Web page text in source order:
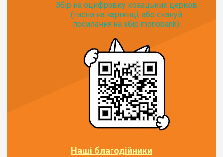
Збір на оцифровку козацьких церков
(тисни на картинці, або скануй
посилання на збір monobank):
Наші благодійники